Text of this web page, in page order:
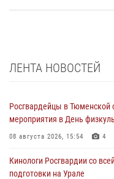
ЛЕНТА НОВОСТЕЙ
Росгвардейцы в Тюменской
мероприятия в День
08 августа 2026, 15:54 4
Кинологи Росгвардии со
подготовки на Урале